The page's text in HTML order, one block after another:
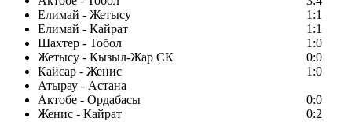
Елимай - Жетысу
1:1
Елимай - Кайрат
1:1
Шахтер - Тобол
1:0
Жетысу - Кызыл-Жар СК
0:0
Кайсар - Женис
1:0
Атырау - Астана
Актобе - Ордабасы
0:0
Женис - Кайрат
0:2